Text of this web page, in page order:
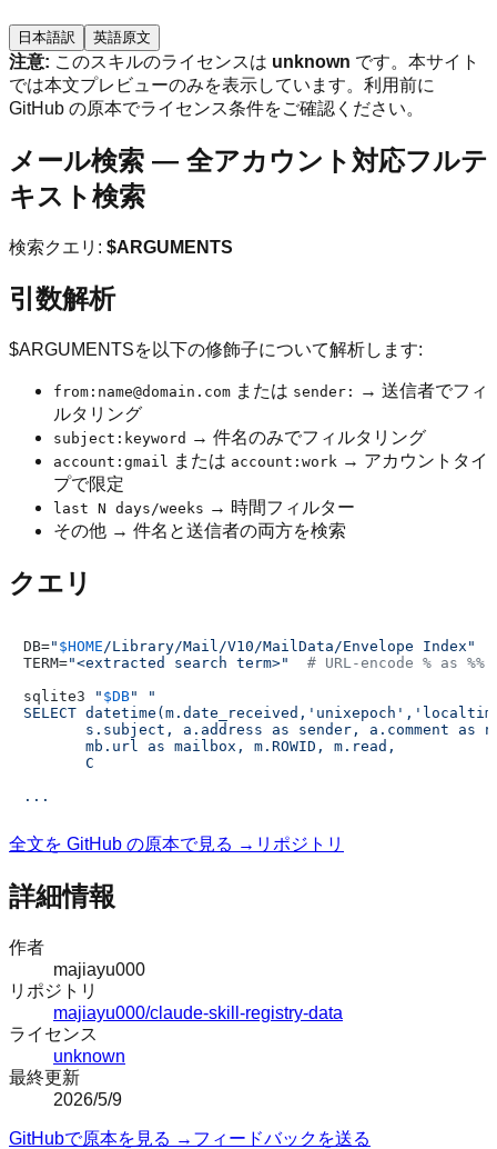
日本語訳 英語原文
注意: このスキルのライセンスは unknown です。本サイト
では本文プレビューのみを表示しています。利用前に
GitHub の原本でライセンス条件をご確認ください。
メール検索 — 全アカウント対応フルテ
キスト検索
検索クエリ: $ARGUMENTS
引数解析
$ARGUMENTSを以下の修飾子について解析します:
from:name@domain.com または sender:
→ 送信者でフィ
ルタリング
subject:keyword → 件名のみでフィルタリング
account:gmail または account:work → アカウントタイ
プで限定
last N days/weeks → 時間フィルター
その他 → 件名と送信者の両方を検索
クエリ
DB=" $HOME/Library/Mail/V10/MailData/Envelope Index"
TERM="<extracted search term>"
# URL-encode % as
sqlite3
" $DB"
"
SELECT
s.subject, a.address as sender, a.comment as
       mb.url as mailbox, m.ROWID, m.read,
       C
全文を GitHub の原本で見る → リポジトリ
詳細情報
作者
majiayu000
リポジトリ
majiayu000/claude-skill-registry-data
ライセンス
unknown
最終更新
2026/5/9
GitHubで原本を見る → フィードバックを送る